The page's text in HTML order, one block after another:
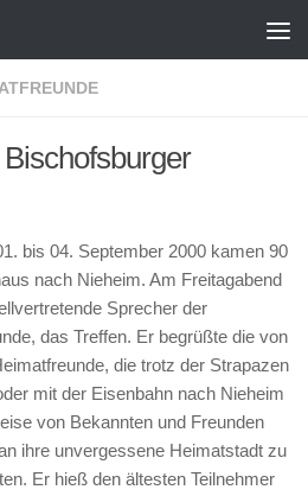
bis 04. September 2000 kamen 90
nach Nieheim. Am Freitagabend
Sprecher der
das Treffen. Er begrüßte die von
die trotz der Strapazen
mit der Eisenbahn nach Nieheim
von Bekannten und Freunden
ihre unvergessene Heimatstadt zu
Er hieß den ältesten Teilnehmer